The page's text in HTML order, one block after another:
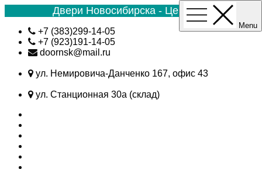
Двери Новосибирска - Цена №1
Skip
content
+7 (383)299-14-05
+7 (923)191-14-05
doornsk@mail.ru
ул. Немировича-Данченко 167, офис 43
ул. Станционная 30а (склад)
Menu